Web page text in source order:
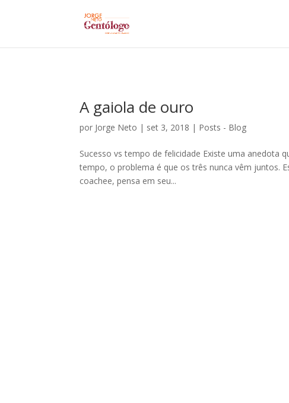
A gaiola de ouro
por Jorge Neto | set 3, 2018 | Posts - Blog
Sucesso vs tempo de felicidade Existe uma anedota
tempo, o problema é que os três nunca vêm juntos.
coachee, pensa em seu...